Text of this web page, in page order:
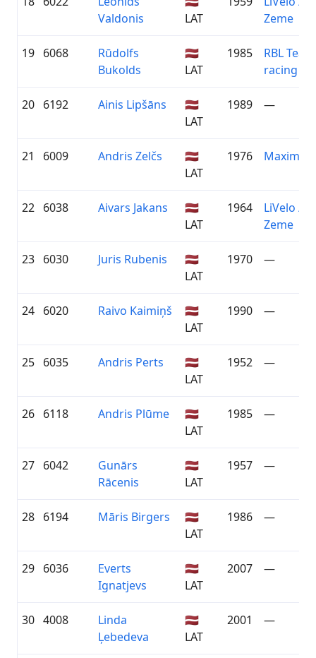
Valdonis
LAT
Zeme
19 6068
Rūdolfs
Bukolds
🇱🇻
LAT
1985
RBL Team
racing
20 6192 Ainis Lipšāns
🇱🇻
LAT
1989 —
21 6009 Andris Zelčs
🇱🇻
LAT
1976 Maxima
22 6038 Aivars Jakans
🇱🇻
LAT
1964
LiVelo /
Zeme
23 6030 Juris Rubenis
🇱🇻
LAT
1970 —
24 6020 Raivo Kaimiņš
🇱🇻
LAT
1990 —
25 6035 Andris Perts
🇱🇻
LAT
1952 —
26 6118 Andris Plūme
🇱🇻
LAT
1985 —
27 6042
Gunārs
Rācenis
🇱🇻
LAT
1957 —
28 6194 Māris Birgers
🇱🇻
LAT
1986 —
29 6036
Everts
Ignatjevs
🇱🇻
LAT
2007 —
30 4008
Linda
Ļebedeva
🇱🇻
LAT
2001 —